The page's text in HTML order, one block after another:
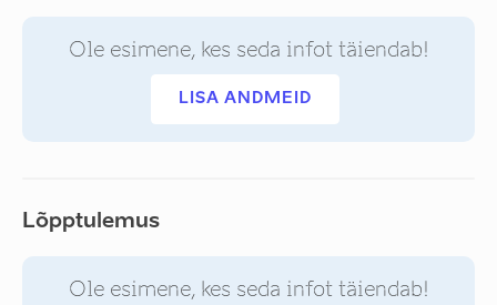
Ole esimene, kes seda infot täiendab!
LISA ANDMEID
Lõpptulemus
Ole esimene, kes seda infot täiendab!